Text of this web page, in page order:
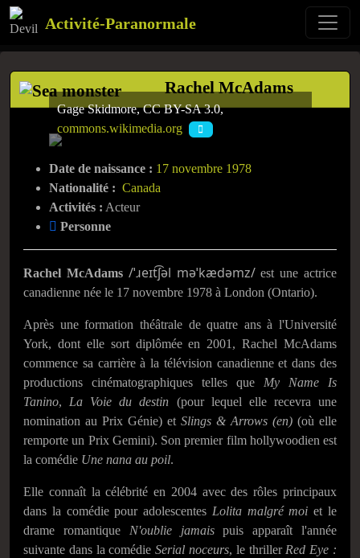
Activité-Paranormale
Rachel McAdams
Gage Skidmore, CC BY-SA 3.0,
commons.wikimedia.org
Date de naissance : 17 novembre 1978
Nationalité : Canada
Activités : Acteur
Personne
Rachel McAdams /ˈɹeɪt͡ʃəl məˈkædəmz/est une actrice
canadienne née le 17 novembre 1978 à London (Ontario).
Après une formation théâtrale de quatre ans à l'Université
York, dont elle sort diplômée en 2001, Rachel McAdams
commence sa carrière à la télévision canadienne et dans des
productions cinématographiques telles que My Name Is
Tanino, La Voie du destin (pour lequel elle recevra une
nomination au Prix Génie) et Slings & Arrows (en) (où elle
remporte un Prix Gemini). Son premier film hollywoodien est
la comédie Une nana au poil.
Elle connaît la célébrité en 2004 avec des rôles principaux
dans la comédie pour adolescentes Lolita malgré moi et le
drame romantique N'oublie jamaispuis apparaît l'année
suivante dans la comédieSerial noceurs, le thriller Red Eye :